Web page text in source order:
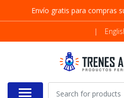
Envío gratis para compras
|